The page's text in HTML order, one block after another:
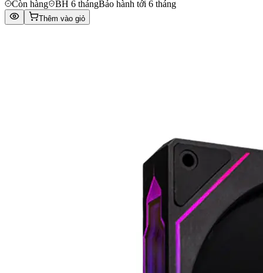
Còn hàng BH 6 thángBảo hành tới 6 tháng
Thêm vào giỏ